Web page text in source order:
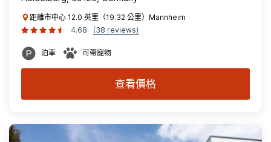
距離市中心 12.0 英里（19.32 公里）Mannheim
4.68
(38 reviews)
泊車 可帶寵物
查看價格